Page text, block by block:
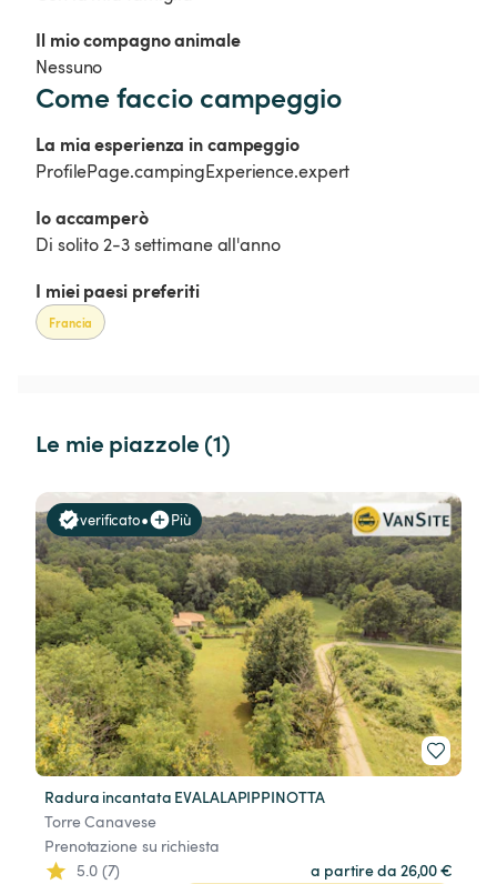
Il mio compagno animale
Nessuno
Come faccio campeggio
La mia esperienza in campeggio
ProfilePage.campingExperience.expert
Io accamperò
Di solito 2-3 settimane all'anno
I miei paesi preferiti
Francia
Le mie piazzole (1)
verificato• Più
Radura incantata EVALALAPIPPINOTTA
Torre Canavese
Prenotazione su richiesta
5.0 (7)
a partire da 26,00 €